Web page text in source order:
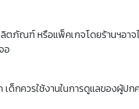
ภัณฑ์ หรือแพ็คเกจโดยร้านฯอา
อ
กควรใช้งานในการดูแลของผู้ปก